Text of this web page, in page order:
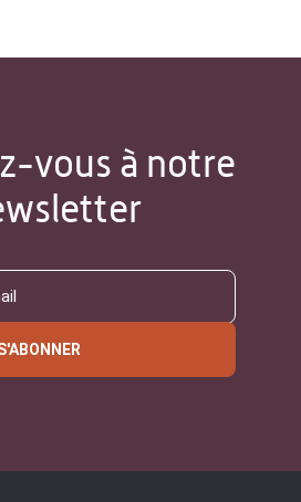
vous à notre